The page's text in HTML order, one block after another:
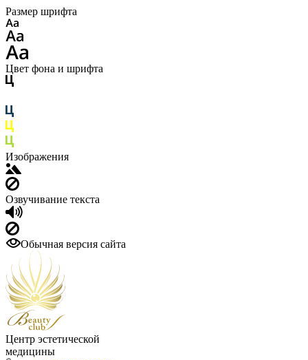
Размер шрифта
Цвет фона и шрифта
Изображения
Озвучивание текста
Обычная версия сайта
Центр эстетической
медицины